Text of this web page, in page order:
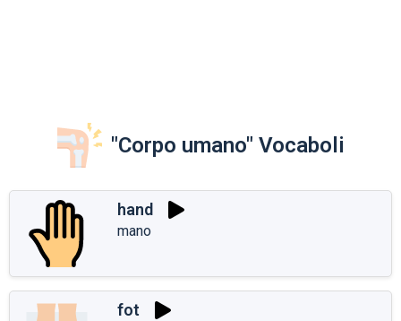
"Corpo umano" Vocaboli
hand
mano
fot